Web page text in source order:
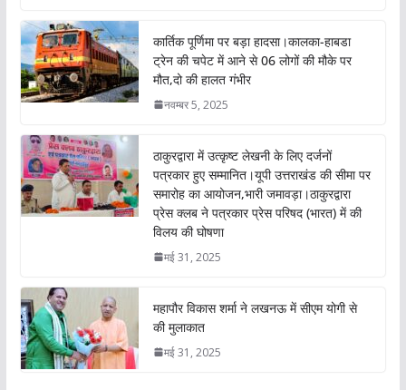
कार्तिक पूर्णिमा पर बड़ा हादसा।कालका-हाबडा
ट्रेन की चपेट में आने से 06 लोगों की मौके पर
मौत,दो की हालत गंभीर
नवम्बर 5, 2025
ठाकुरद्वारा में उत्कृष्ट लेखनी के लिए दर्जनों
पत्रकार हुए सम्मानित।यूपी उत्तराखंड की सीमा पर
समारोह का आयोजन,भारी जमावड़ा।ठाकुरद्वारा
प्रेस क्लब ने पत्रकार प्रेस परिषद (भारत) में की
विलय की घोषणा
मई 31, 2025
महापौर विकास शर्मा ने लखनऊ में सीएम योगी से
की मुलाकात
मई 31, 2025